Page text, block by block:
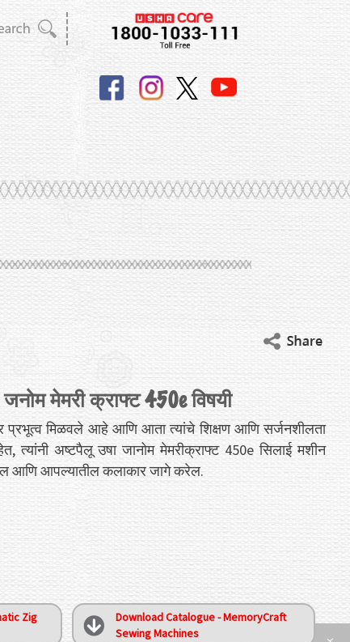
मेमरी क्राफ्ट 450e विषयी
प्रभूत्व मिळवले आहे आणि आता त्यांचे शिक्षण आणि सर्जनशीलता
त्यांनी अष्टपैलू उषा जानोम मेमरीक्राफ्ट 450e सिलाई मशीन
आणि आपल्यातील कलाकार जागे करेल.
Zig
Download Catalogue - MemoryCraft
Sewing Machines